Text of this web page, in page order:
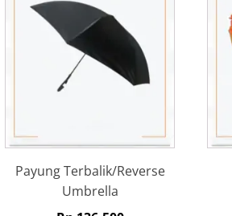
Payung Terbalik/Reverse
Umbrella